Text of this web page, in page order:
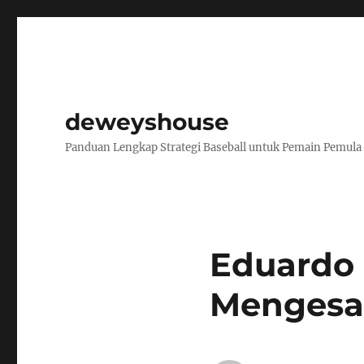
deweyshouse
Panduan Lengkap Strategi Baseball untuk Pemain Pemula